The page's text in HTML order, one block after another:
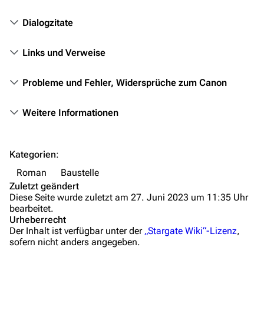
Autorenportal
Themengruppen
Anfragen
Administrations-Übersicht
Vandalismus melden
Dialogzitate
Links und Verweise
Probleme und Fehler, Widersprüche zum Canon
Weitere Informationen
Kategorien:
Roman
Baustelle
Zuletzt geändert
Diese Seite wurde zuletzt am 27. Juni 2023 um 11:35 Uhr
bearbeitet.
Urheberrecht
Der Inhalt ist verfügbar unter der „Stargate Wiki“-Lizenz,
sofern nicht anders angegeben.